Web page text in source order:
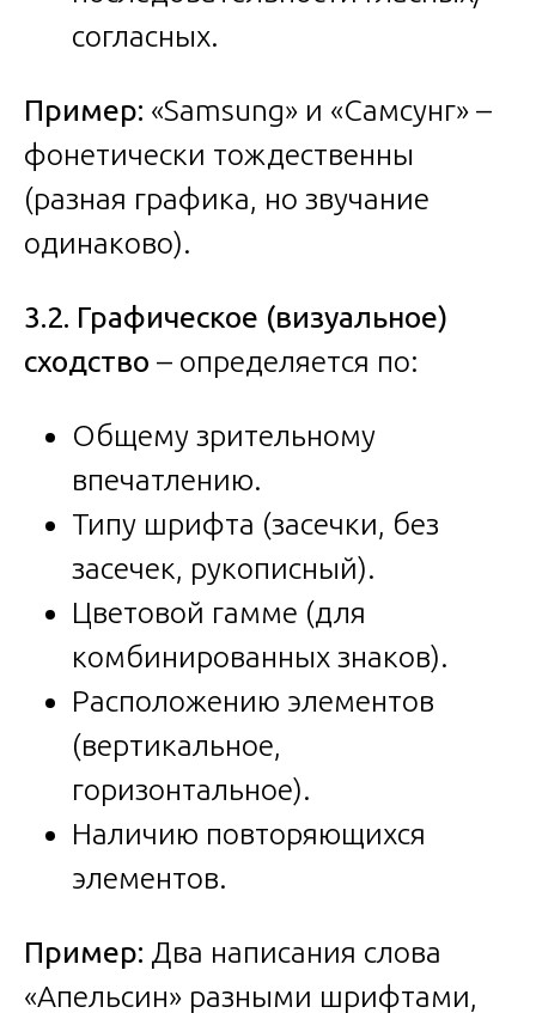
согласных.
Пример: «Samsung» и «Самсунг» –
фонетически тождественны
(разная графика, но звучание
одинаково).
3.2. Графическое (визуальное)
сходство – определяется по:
Общему зрительному
впечатлению.
Типу шрифта (засечки, без
засечек, рукописный).
Цветовой гамме (для
комбинированных знаков).
Расположению элементов
(вертикальное,
горизонтальное).
Наличию повторяющихся
элементов.
Пример: Два написания слова
«Апельсин» разными шрифтами,